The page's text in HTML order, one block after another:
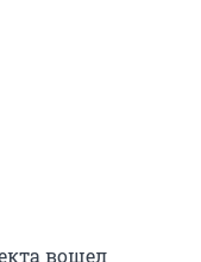
вошел